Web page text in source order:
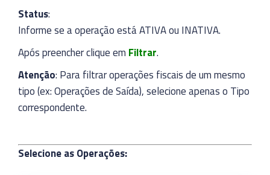
Status:
Informe se a operação está ATIVA ou INATIVA.
Após preencher clique em Filtrar.
Atenção: Para filtrar operações fiscais de um mesmo
tipo (ex: Operações de Saída), selecione apenas o Tipo
correspondente.
Selecione as Operações: